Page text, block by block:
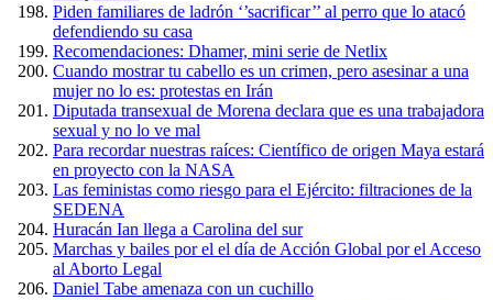
Piden familiares de ladrón ‘’sacrificar’’ al perro que lo atacó
defendiendo su casa
Recomendaciones: Dhamer, mini serie de Netlix
Cuando mostrar tu cabello es un crimen, pero asesinar a una
mujer no lo es: protestas en Irán
Diputada transexual de Morena declara que es una trabajadora
sexual y no lo ve mal
Para recordar nuestras raíces: Científico de origen Maya estará
en proyecto con la NASA
Las feministas como riesgo para el Ejército: filtraciones de la
SEDENA
Huracán Ian llega a Carolina del sur
Marchas y bailes por el el día de Acción Global por el Acceso
al Aborto Legal
Daniel Tabe amenaza con un cuchillo